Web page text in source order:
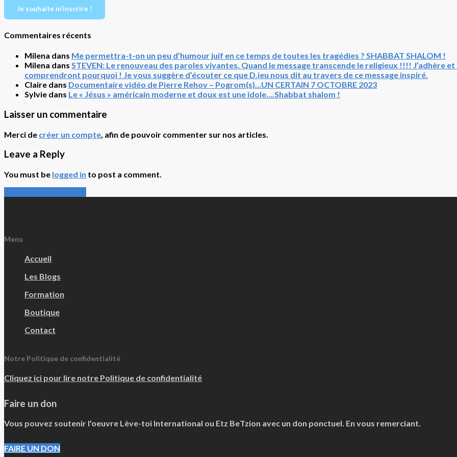
Je souhaite m’inscrire !
Commentaires récents
Milena dans Me permettra-t-on un peu d’humour juif en ce temps de toutes les tragédies ? SHABBAT SHALOM !
Milena dans STEVEN: Le renouveau des paroles vivantes. Quand le message transcende le religieux !!!! J’adhère
comprendront pourquoi ! Je vous suggère d’écouter ce que D.ieu nous dit au travers de ce message inspiré.
Claire dans Documentaire vidéo de Pierre Rehov – Pogrom(s)…UN CERTAIN 7 OCTOBRE 2023
Sylvie dans Le « Jésus » américain moderne et doux est une idole….Shabbat shalom !
Laisser un commentaire
Merci de créer un compte , afin de pouvoir commenter sur nos articles.
Leave a Reply
You must be logged in to post a comment.
Menu
Accueil
Les Blogs
Formation
Boutique
Contact
Notre Politique de confidentialité
Cliquez ici pour lire notre Politique de confidentialité
Faire un don
Vous pouvez soutenir l'oeuvre Lève-toi International ou Etz BeTzion avec un don ponctuel. En vous remerciant.
FAIRE UN DON